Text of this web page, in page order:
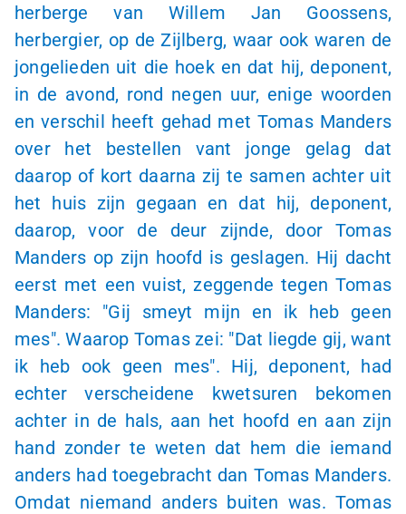
herberge van Willem Jan Goossens,
herbergier, op de Zijlberg, waar ook waren de
jongelieden uit die hoek en dat hij, deponent,
in de avond, rond negen uur, enige woorden
en verschil heeft gehad met Tomas Manders
over het bestellen vant jonge gelag dat
daarop of kort daarna zij te samen achter uit
het huis zijn gegaan en dat hij, deponent,
daarop, voor de deur zijnde, door Tomas
Manders op zijn hoofd is geslagen. Hij dacht
eerst met een vuist, zeggende tegen Tomas
Manders: "Gij smeyt mijn en ik heb geen
mes". Waarop Tomas zei: "Dat liegde gij, want
ik heb ook geen mes". Hij, deponent, had
echter verscheidene kwetsuren bekomen
achter in de hals, aan het hoofd en aan zijn
hand zonder te weten dat hem die iemand
anders had toegebracht dan Tomas Manders.
Omdat niemand anders buiten was. Tomas